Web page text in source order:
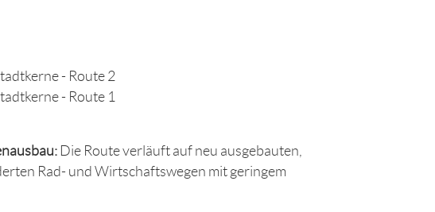
- Route 2
- Route 1
Die Route verläuft auf neu ausgebauten,
Rad- und Wirtschaftswegen mit geringem